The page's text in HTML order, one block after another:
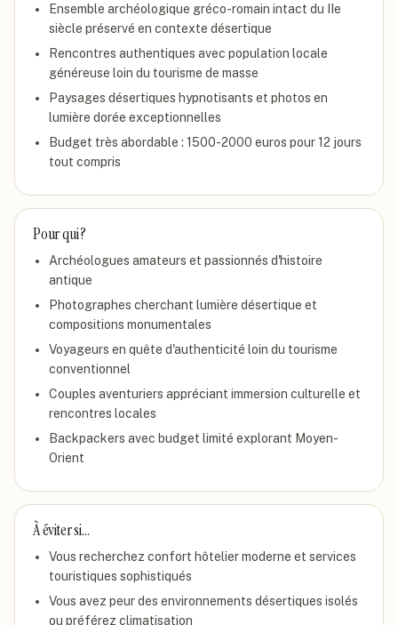
Ensemble archéologique gréco-romain intact du IIe
siècle préservé en contexte désertique
Rencontres authentiques avec population locale
généreuse loin du tourisme de masse
Paysages désertiques hypnotisants et photos en
lumière dorée exceptionnelles
Budget très abordable : 1500-2000 euros pour 12 jours
tout compris
Pour qui ?
Archéologues amateurs et passionnés d'histoire
antique
Photographes cherchant lumière désertique et
compositions monumentales
Voyageurs en quête d'authenticité loin du tourisme
conventionnel
Couples aventuriers appréciant immersion culturelle et
rencontres locales
Backpackers avec budget limité explorant Moyen-
Orient
À éviter si…
Vous recherchez confort hôtelier moderne et services
touristiques sophistiqués
Vous avez peur des environnements désertiques isolés
ou préférez climatisation